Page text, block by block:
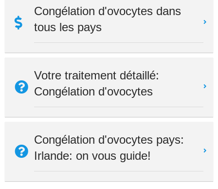
Congélation d'ovocytes dans
tous les pays
Votre traitement détaillé:
Congélation d'ovocytes
Congélation d'ovocytes pays:
Irlande: on vous guide!